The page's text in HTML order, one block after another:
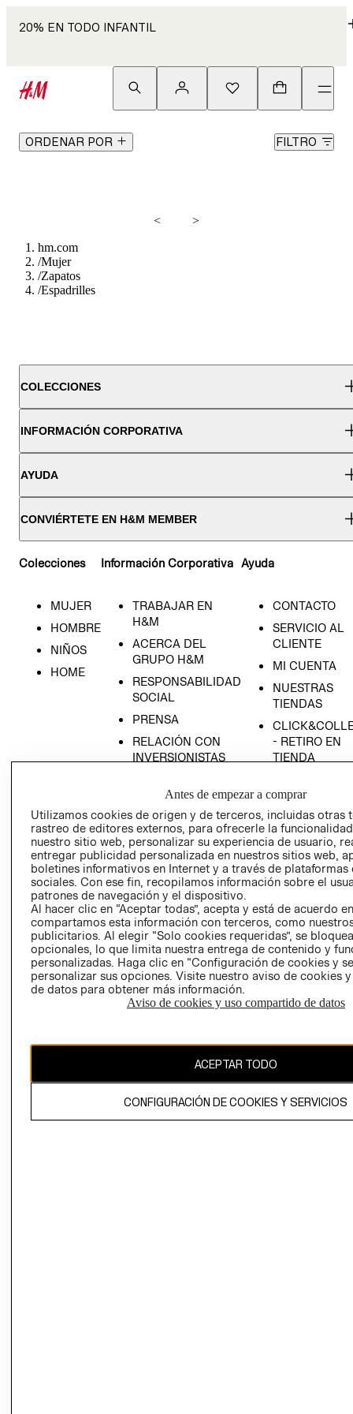
20% EN TODO INFANTIL
ORDENAR POR FILTRO
<
>
hm.com
/Mujer
/Zapatos
/Espadrilles
COLECCIONES
INFORMACIÓN CORPORATIVA
AYUDA
CONVIÉRTETE EN H&M MEMBER
Colecciones
MUJER
HOMBRE
NIÑOS
HOME
Información Corporativa
TRABAJAR EN
H&M
ACERCA DEL
GRUPO H&M
RESPONSABILIDAD
SOCIAL
PRENSA
RELACIÓN CON
INVERSIONISTAS
EMPRESARIAL
Ayuda
CONTACTO
SERVICIO AL
CLIENTE
MI CUENTA
NUESTRAS
TIENDAS
- RETIRO EN
TIENDA
CONDICIONES
AVISO DE
PRIVACIDAD
GIFT CARD
AVISO DE
El contenido de esta página web está protegido por copyright y es
Antes de empezar a comprar
Utilizamos cookies de origen y de terceros, incluidas otras
rastreo de editores externos, para ofrecerle la
nuestro sitio web, personalizar su experiencia de usuario,
entregar publicidad personalizada en nuestros sitios web,
boletines informativos en Internet y a través de plataformas
sociales. Con ese fin, recopilamos información sobre el
patrones de navegación y el dispositivo.
Al hacer clic en “Aceptar todas”, acepta y está de acuerdo
compartamos esta información con terceros, como
publicitarios. Al elegir “Solo cookies requeridas”, se
opcionales, lo que limita nuestra entrega de contenido y
personalizadas. Haga clic en “Configuración de cookies y
personalizar sus opciones. Visite nuestro aviso de cookies
de datos para obtener más información.
Aviso de cookies y uso compartido de datos
ACEPTAR TODO
CONFIGURACIÓN DE COOKIES Y SERVICIOS